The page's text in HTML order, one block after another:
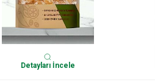
Detayları İncele